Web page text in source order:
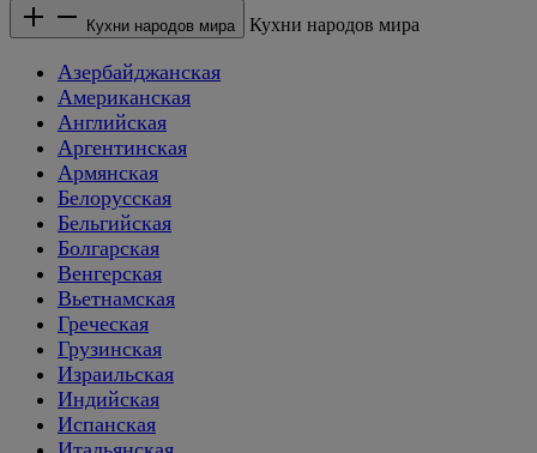
Кухни народов мира Кухни народов мира
Азербайджанская
Американская
Английская
Аргентинская
Армянская
Белорусская
Бельгийская
Болгарская
Венгерская
Вьетнамская
Греческая
Грузинская
Израильская
Индийская
Испанская